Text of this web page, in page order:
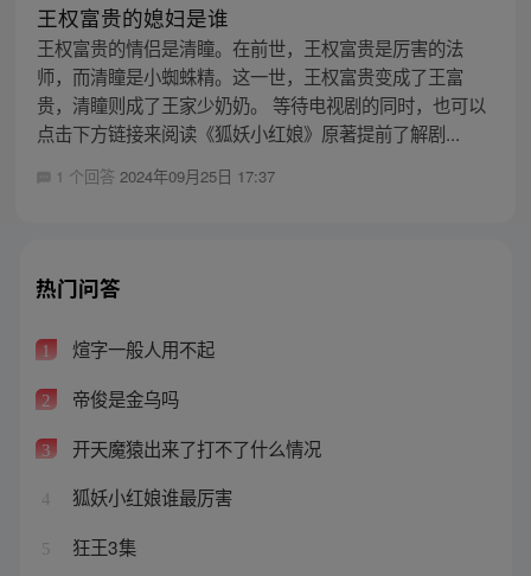
王权富贵的媳妇是谁
王权富贵的情侣是清瞳。在前世，王权富贵是厉害的法
师，而清瞳是小蜘蛛精。这一世，王权富贵变成了王富
贵，清瞳则成了王家少奶奶。 等待电视剧的同时，也可以
点击下方链接来阅读《狐妖小红娘》原著提前了解剧...
1 个回答 2024年09月25日 17:37
热门问答
1 煊字一般人用不起
2 帝俊是金乌吗
3 开天魔猿出来了打不了什么情况
4 狐妖小红娘谁最厉害
5 狂王3集